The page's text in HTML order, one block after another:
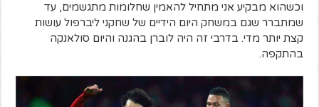
וכשהוא מבקיע אני מתחיל להאמין שחלומות מתגשמים, עד
שמתברר שגם במשחק היום הידיים של שחקני ליברפול עושות
קצת יותר מדי. בדרבי זה היה לוברן בהגנה והיום סולאנקה
בהתקפה.